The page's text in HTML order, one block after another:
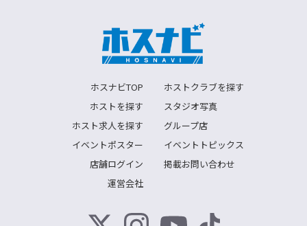
ホスナビTOP
ホストクラブを探す
ホストを探す
スタジオ写真
ホスト求人を探す
グループ店
イベントポスター
イベントトピックス
店舗ログイン
掲載お問い合わせ
運営会社